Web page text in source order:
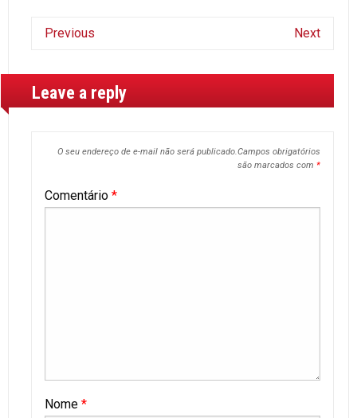
Previous Next
Leave a reply
O seu endereço de e-mail não será publicado.Campos obrigatórios
são marcados com *
Comentário *
Nome *